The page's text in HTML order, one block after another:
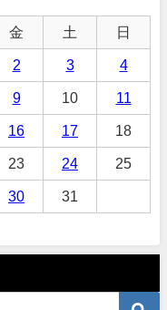
金 土 日
2 3 4
9 10 11
16 17 18
23 24 25
30
31